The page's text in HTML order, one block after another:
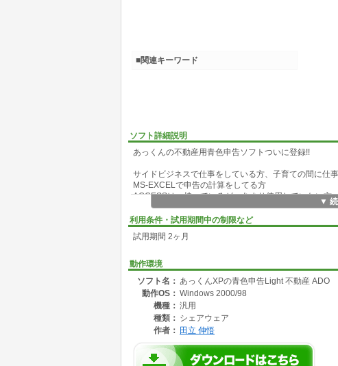
ソフト詳細説明
あっくんの不動産用青色申告ソフトついに登録!!
サイドビジネスで仕事をしている方、子育ての間に仕
MS-EXCELで申告の計算をしてる方
ACCESSは、持っているが、あまり使用していない方
最新のMS-ACCESS2002で作った青色申告用ソフトで
お待たせしました不動産用です
ADO版ですが、DAO版と動作は同じです
ADOは、新しいプログラムテクニックで多少不安
注意!!
簿記を知らない方では使用できません
日商簿記3級程度は、必要です(この際挑戦してみたら如
2ヶ月は、自由に使用できますので使って下さい
うまく使用すれば試用期間で決算書を作成できます
525円でお送りします
郵便振替で下記口座に送金後、入金報告をメールにて
▼
利用条件・試用期間中の制限など
試用期間 2ヶ月
動作環境
ソフト名： あっくんXPの青色申告Light 不動産 ADO
動作OS： Windows 2000/98
機種： 汎用
種類： シェアウェア
作者： 田立 伸悟
■関連キーワード